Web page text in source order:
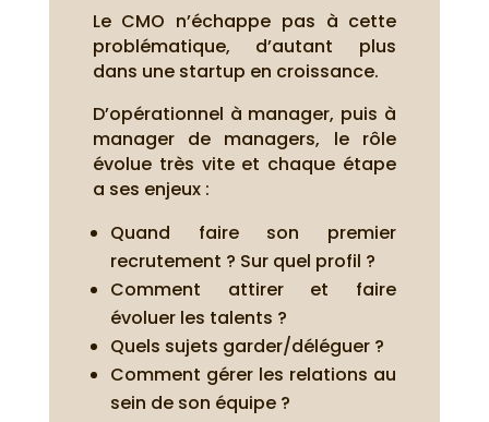
Le CMO n’échappe pas à cette
problématique, d’autant plus
dans une startup en croissance.
D’opérationnel à manager, puis à
manager de managers, le rôle
évolue très vite et chaque étape
a ses enjeux :
Quand faire son premier
recrutement ? Sur quel profil ?
Comment attirer et faire
évoluer les talents ?
Quels sujets garder/déléguer ?
Comment gérer les relations au
sein de son équipe ?